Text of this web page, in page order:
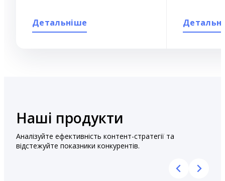
Детальніше
Наші продукти
Аналізуйте ефективність контент-стратегії та
відстежуйте показники конкурентів.